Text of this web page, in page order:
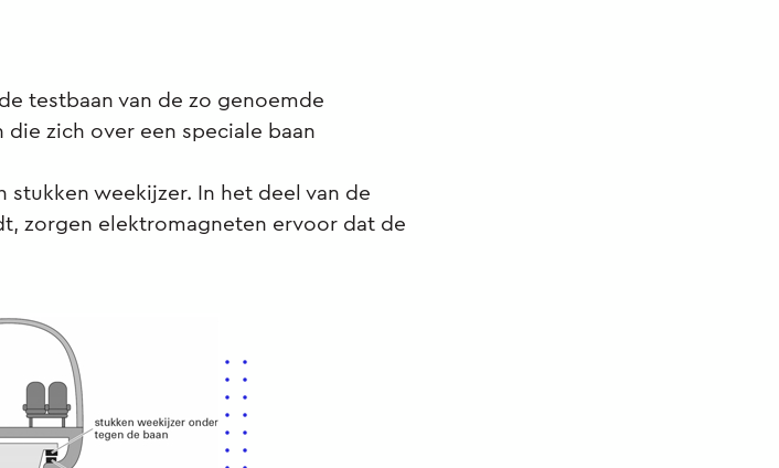
testbaan van de zo genoemde
zich over een speciale baan
weekijzer. In het deel van de
zorgen elektromagneten ervoor dat de